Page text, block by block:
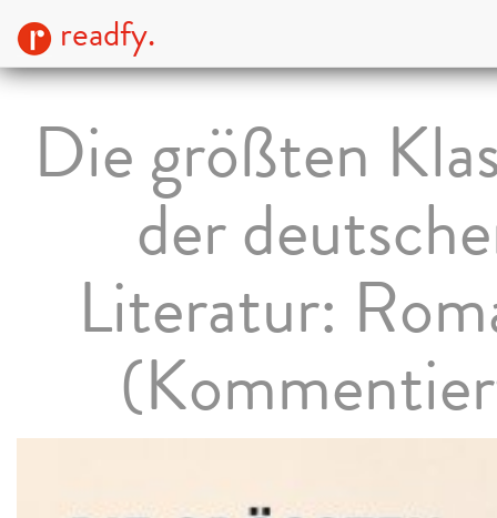
readfy.
Die größten
der
Literatur: